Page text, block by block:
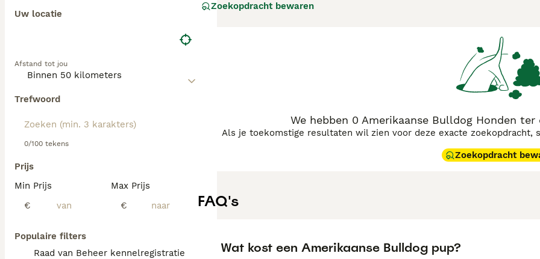
Uw locatie
Afstand tot jou
Trefwoord
0/100 tekens
Prijs
Min Prijs
€
Max Prijs
€
Populaire filters
Raad van Beheer kennelregistratie
voor veel taken is in te zetten. Het is tevens een fijne en loyale hond
voor informatie over dit
Zoekopdracht bewaren
We hebben 0 Amerikaanse Bulldog Honden
Als je toekomstige resultaten wil zien voor deze exacte zoekopdracht,
Zoekopdracht
FAQ's
Wat kost een Amerikaanse Bulldog pup?